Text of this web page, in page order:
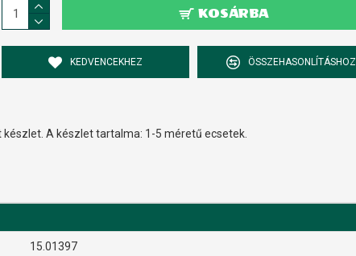
KOSÁRBA
KEDVENCEKHEZ ÖSSZEHASONLÍTÁSHOZ
A készlet tartalma: 1-5 méretű ecsetek.
15.01397